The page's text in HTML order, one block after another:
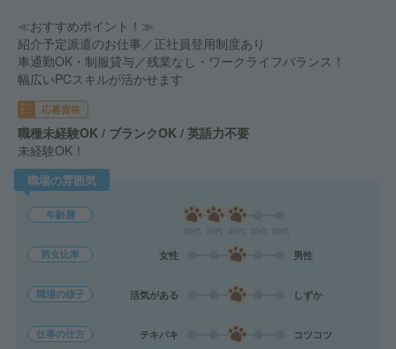
≪おすすめポイント！≫
紹介予定派遣のお仕事／正社員登用制度あり
車通勤OK・制服貸与／残業なし・ワークライフバランス！
幅広いPCスキルが活かせます
応募資格
職種未経験OK / ブランクOK / 英語力不要
未経験OK！
職場の雰囲気
年齢層
男女比率 女性 男性
職場の様子 活気がある しずか
仕事の仕方 テキパキ コツコツ